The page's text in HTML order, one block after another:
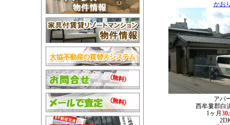
かお
アパ
西牟婁郡白
1ヶ月